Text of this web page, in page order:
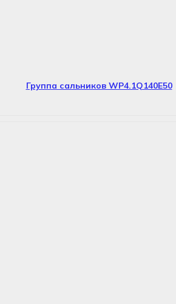
Группа сальников WP4.1Q140E50